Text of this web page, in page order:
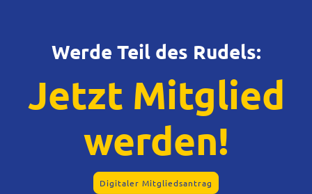
Werde Teil des Rudels:
Jetzt Mitglied
werden!
Digitaler Mitgliedsantrag